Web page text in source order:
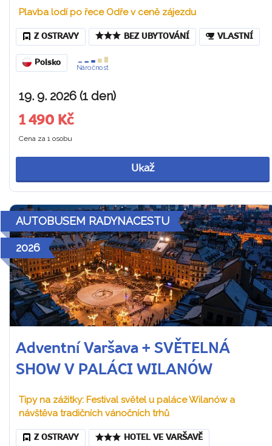
Plavba lodí po řece Odře v ceně zájezdu
Z OSTRAVY BEZ UBYTOVÁNÍ VLASTNÍ
Polsko
Náročnost
19. 9. 2026 (1 den)
1 490 Kč
Cena za 1 osobu
Ukaž
AUTOBUSEM RADYNACESTU
2026
Adventní Varšava + SVĚTELNÁ
SHOW V PALÁCI WILANÓW
Tipy na zážitky: Festival světel u paláce Wilanów a
návštěva tradičních vánočních trhů
Z OSTRAVY HOTEL VE VARŠAVĚ